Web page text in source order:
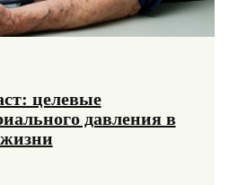
целевые
давления в